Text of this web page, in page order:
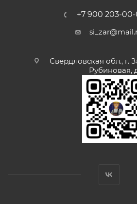
+7 900 203-
Свердловская обл., г.
Рубиновая,